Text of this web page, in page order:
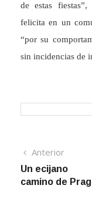
de estas
felicita en un
“por su
sin incidencias de
de
AnteriorArtículo
anterior
Un ecijano
camino de